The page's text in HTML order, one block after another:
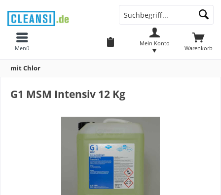
Warenkorb
Mein Konto
Menü
mit Chlor
G1 MSM Intensiv 12 Kg